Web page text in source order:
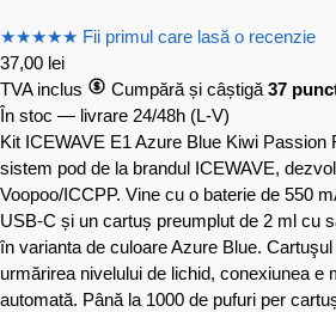
★★★★★ Fii primul care lasă o recenzie
37,00 lei
TVA inclus
Cumpără și câștigă 37
În stoc — livrare 24/48h (L-V)
Kit ICEWAVE E1 Azure Blue Kiwi Passion
sistem pod de la brandul ICEWAVE,
Voopoo/ICCPP. Vine cu o baterie de 550
USB-C și un cartuș preumplut de 2 ml cu
în varianta de culoare Azure Blue.
urmărirea nivelului de lichid, conexiunea e
automată. Până la 1000 de pufuri per